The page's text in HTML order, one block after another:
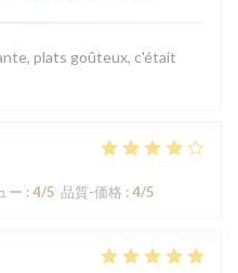
plats goûteux, c'était
ー : 4/5 品質-価格 : 4/5